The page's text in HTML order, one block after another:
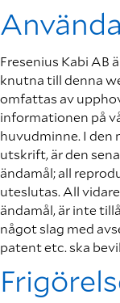
Fresenius Kabi AB
knutna till denna
omfattas av
informationen på
huvudminne. I den
utskrift, är den
ändamål; all
uteslutas. All
ändamål, är inte
något slag med
patent etc. ska